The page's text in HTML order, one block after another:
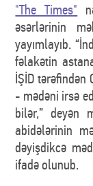
"The Times"
əsərlərinin
yayımlayıb.
fəlakətin
İŞİD tərəfindən
- mədəni irsə
bilər,” deyən
abidələrinin
dəyişdikcə
ifadə olunub.